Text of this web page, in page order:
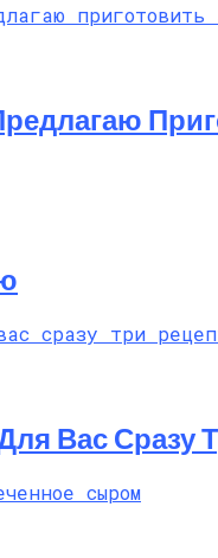
Вас Сразу